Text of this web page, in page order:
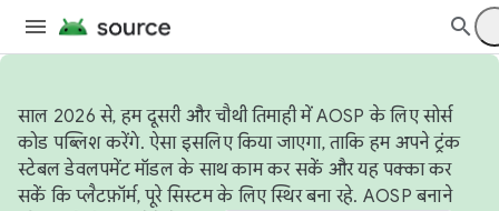
साल 2026 से, हम दूसरी और चौथी तिमाही में AOSP के लिए सोर्स
कोड पब्लिश करेंगे. ऐसा इसलिए किया जाएगा, ताकि हम अपने ट्रंक
स्टेबल डेवलपमेंट मॉडल के साथ काम कर सकें और यह पक्का कर
सकें कि प्लैटफ़ॉर्म, पूरे सिस्टम के लिए स्थिर बना रहे. AOSP बनाने